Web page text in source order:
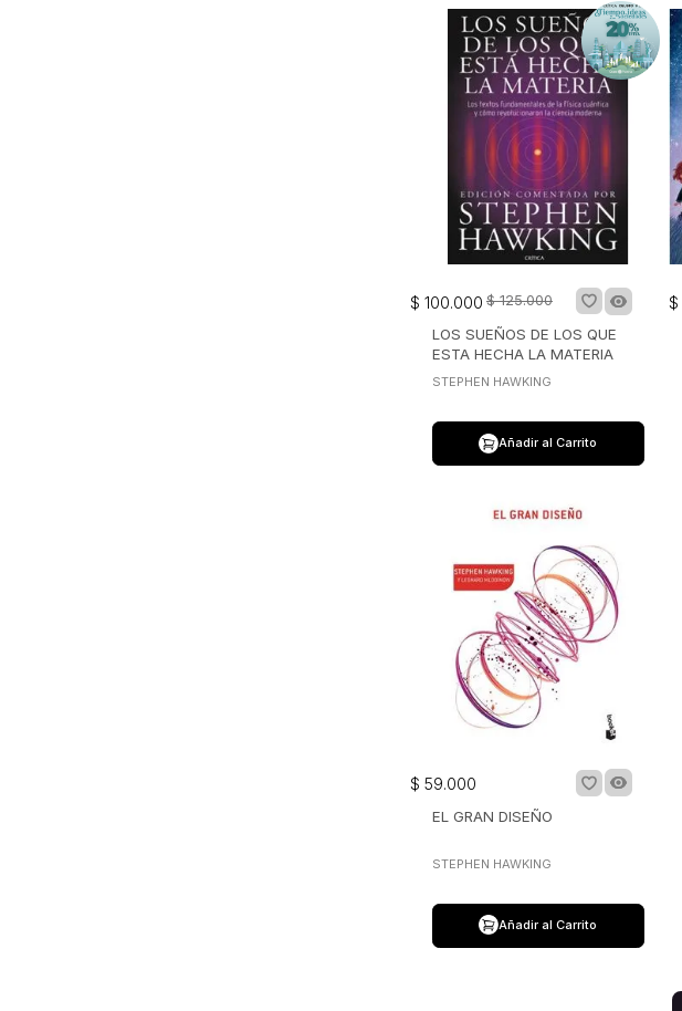
$ 100.000 $ 125.000
LOS SUEÑOS DE LOS QUE
ESTA HECHA LA MATERIA
STEPHEN HAWKING
Añadir al Carrito
$
$ 59.000
EL GRAN DISEÑO
STEPHEN HAWKING
Añadir al Carrito